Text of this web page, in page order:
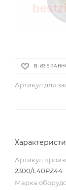
В
Артикул для
Артикул
2300/L40PZ44
Марка